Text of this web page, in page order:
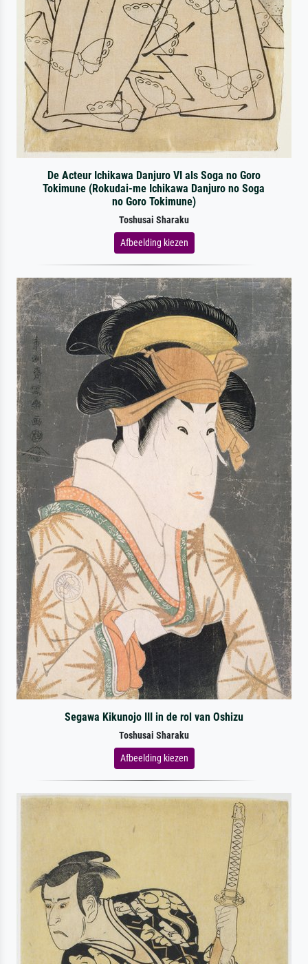
De Acteur Ichikawa Danjuro VI als Soga no Goro
Tokimune (Rokudai-me Ichikawa Danjuro no Soga
no Goro Tokimune)
Toshusai Sharaku
Afbeelding kiezen
Segawa Kikunojo III in de rol van Oshizu
Toshusai Sharaku
Afbeelding kiezen